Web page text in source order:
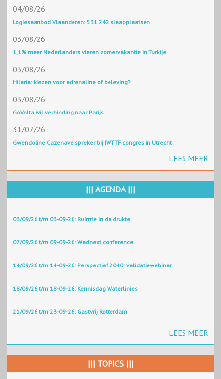
04/08/26
Logiesaanbod Vlaanderen: 531.242 slaapplaatsen
03/08/26
1,1% meer Nederlanders vieren zomervakantie in Turkije
03/08/26
Hilaria: kiezen voor adrenaline of beleving?
03/08/26
GoVolta wil verbinding naar Parijs
31/07/26
Gwendoline Cazenave spreker bij IWTTF congres in Utrecht
LEES MEER
||| AGENDA |||
03/09/26 t/m 03-09-26: Ruimte in de drukte
07/09/26 t/m 09-09-26: Wadnext conference
14/09/26 t/m 14-09-26: Perspectief 2040: validatiewebinar
18/09/26 t/m 18-09-26: Kennisdag Waterlinies
21/09/26 t/m 23-09-26: Gastvrij Rotterdam
LEES MEER
||| TOPICS |||